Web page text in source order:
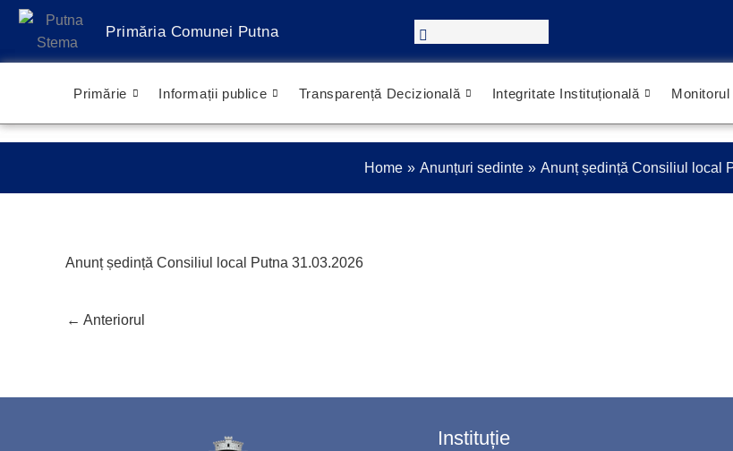
Treci
conținut
Primăria Comunei Putna
Primărie Informații publice Transparență Decizională Integritate Instituțională
Home Anunțuri sedinte Anunț ședință Consiliul local
Anunț ședință Consiliul local Putna 31.03.2026
← Anteriorul
Instituție